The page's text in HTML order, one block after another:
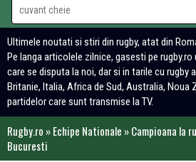
Ultimele noutati si stiri din rugby, atat din
Pe langa articolele zilnice, gasesti pe
care se disputa la noi, dar si in tarile cu rugby
Britanie, Italia, Africa de Sud, Australia, Noua
partidelor care sunt transmise la TV.
Rugby.ro »Echipe Nationale »Campioana la
Bucuresti